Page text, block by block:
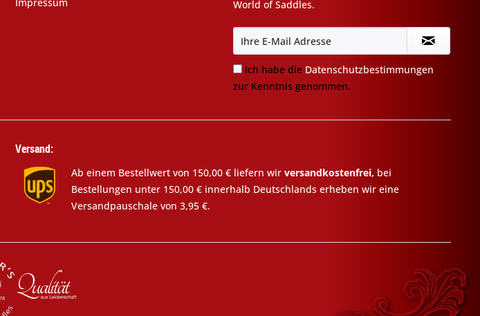
World of Saddles.
Ich habe die Datenschutzbestimmungen
zur Kenntnis genommen.
Versand:
Ab einem Bestellwert von 150,00 € liefern wir versandkostenfrei, bei
Bestellungen unter 150,00 € innerhalb Deutschlands erheben wir eine
Versandpauschale von 3,95 €.